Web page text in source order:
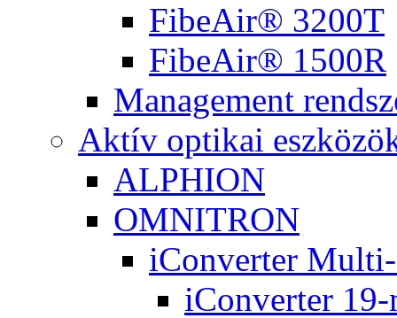
FibeAir® 3200T
FibeAir® 1500R
Management
Aktív optikai
ALPHION
OMNITRON
iConverter
iConverter